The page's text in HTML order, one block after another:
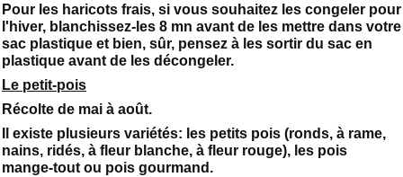
Pour les haricots frais, si vous souhaitez les congeler pour
l'hiver, blanchissez-les 8 mn avant de les mettre dans votre
sac plastique et bien, sûr, pensez à les sortir du sac en
plastique avant de les décongeler.
Le petit-pois
Récolte de mai à août.
Il existe plusieurs variétés: les petits pois (ronds, à rame,
nains, ridés, à fleur blanche, à fleur rouge), les pois
mange-tout ou pois gourmand.